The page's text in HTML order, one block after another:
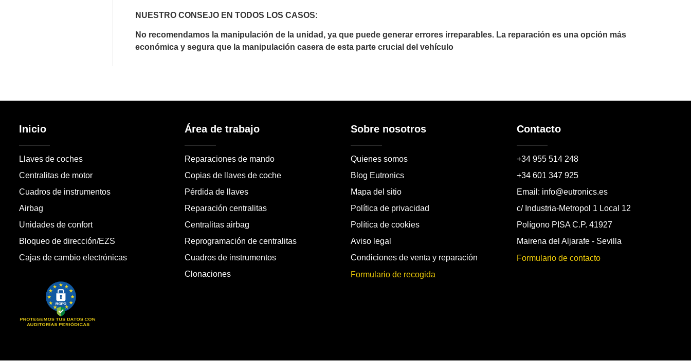
NUESTRO CONSEJO EN TODOS LOS CASOS:
No recomendamos la manipulación de la unidad, ya que puede generar errores irreparables. La reparación es una opción más
económica y segura que la manipulación casera de esta parte crucial del vehículo
Inicio
Llaves de coches
Centralitas de motor
Cuadros de instrumentos
Airbag
Unidades de confort
Bloqueo de dirección/EZS
Cajas de cambio electrónicas
Área de trabajo
Reparaciones de mando
Copias de llaves de coche
Pérdida de llaves
Reparación centralitas
Centralitas airbag
Reprogramación de centralitas
Cuadros de instrumentos
Clonaciones
Sobre nosotros
Quienes somos
Blog Eutronics
Mapa del sitio
Política de privacidad
Política de cookies
Aviso legal
Condiciones de venta y reparación
Formulario de recogida
Contacto
+34 955 514 248
+34 601 347 925
Email: info@eutronics.es
c/ Industria-Metropol 1 Local 12
Polígono PISA C.P. 41927
Mairena del Aljarafe - Sevilla
Formulario de contacto